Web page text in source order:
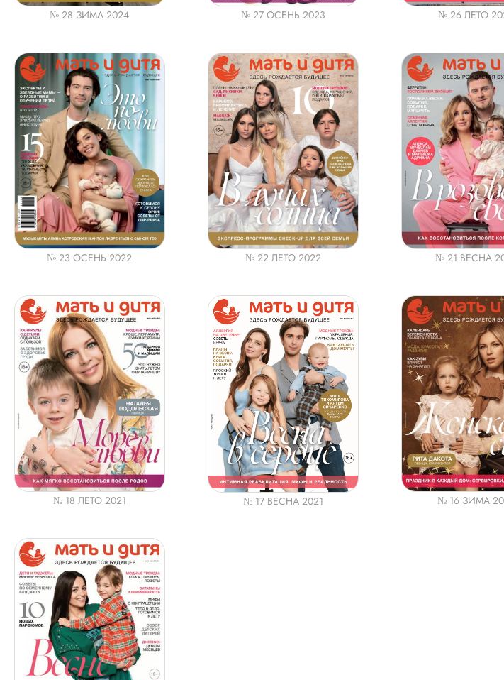
№ 28 ЗИМА 2024 № 27 ОСЕНЬ 2023 № 26 ЛЕТО
№ 23 ОСЕНЬ 2022 № 22 ЛЕТО 2022 № 21 ВЕСНА
№ 18 ЛЕТО 2021 № 17 ВЕСНА 2021 № 16 ЗИМА